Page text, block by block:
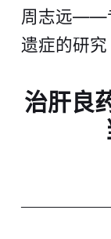
周志远——
遗症的研究
治肝良